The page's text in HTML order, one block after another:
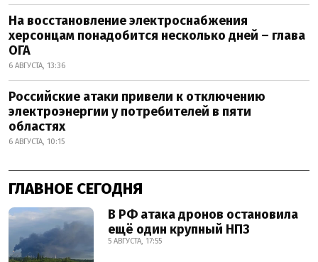
На восстановление электроснабжения
херсонцам понадобится несколько дней – глава
ОГА
6 АВГУСТА, 13:36
Российские атаки привели к отключению
электроэнергии у потребителей в пяти
областях
6 АВГУСТА, 10:15
ГЛАВНОЕ СЕГОДНЯ
В РФ атака дронов остановила
ещё один крупный НПЗ
5 АВГУСТА, 17:55